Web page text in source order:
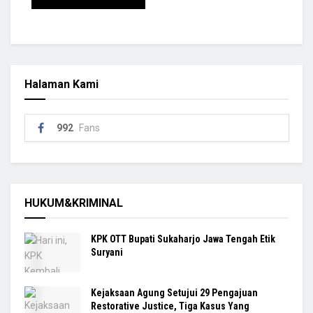
Halaman Kami
992 Fans
HUKUM&KRIMINAL
KPK OTT Bupati Sukaharjo Jawa Tengah Etik
Suryani
Kejaksaan Agung Setujui 29 Pengajuan
Restorative Justice, Tiga Kasus Yang